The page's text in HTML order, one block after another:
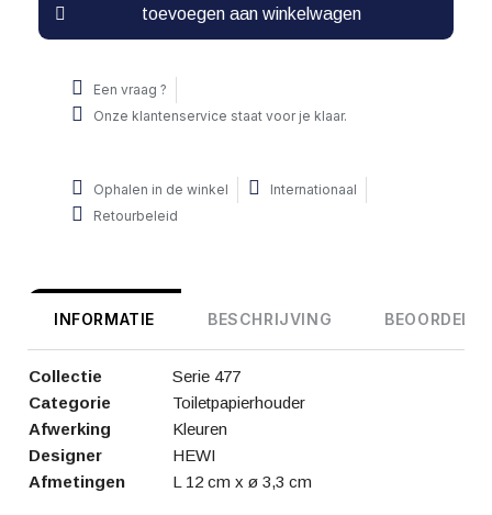
toevoegen aan winkelwagen
Een vraag ?
Onze klantenservice staat voor je klaar.
Ophalen in de winkel
Internationaal
Retourbeleid
INFORMATIE BESCHRIJVING
Collectie
Serie 477
Categorie
Toiletpapierhouder
Afwerking
Kleuren
Designer
HEWI
Afmetingen
L 12 cm x ø 3,3 cm